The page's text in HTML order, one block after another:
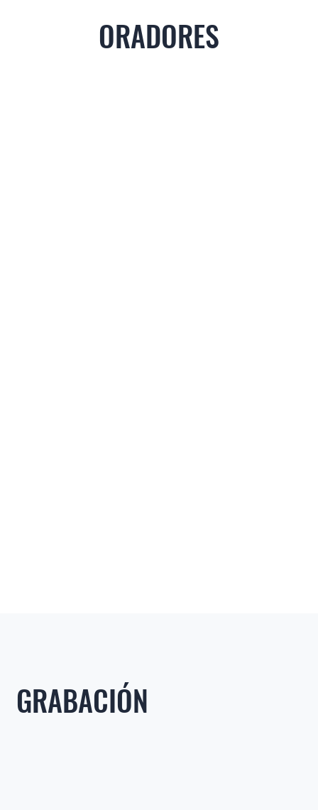
ORADORES
GRABACIÓN